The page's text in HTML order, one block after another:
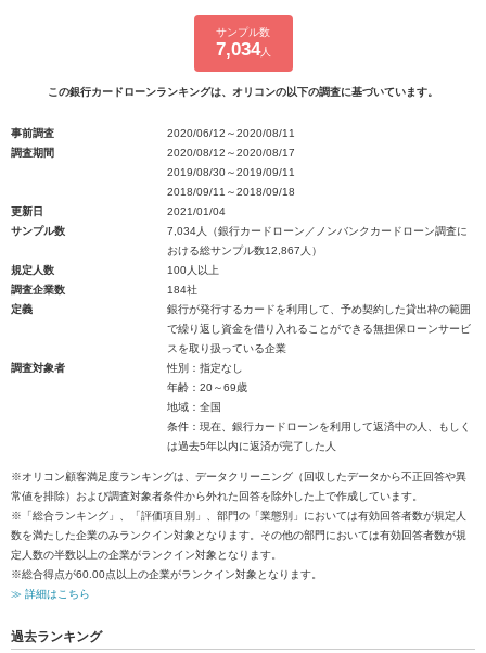
サンプル数
7,034人
この銀行カードローンランキングは、オリコンの以下の調査に基づいています。
事前調査
2020/06/12～2020/08/11
調査期間
2020/08/12～2020/08/17
2019/08/30～2019/09/11
2018/09/11～2018/09/18
更新日
2021/01/04
サンプル数
7,034人（銀行カードローン／ノンバンクカードローン調査に
おける総サンプル数12,867人）
規定人数
100人以上
調査企業数
184社
定義
銀行が発行するカードを利用して、予め契約した貸出枠の範囲
で繰り返し資金を借り入れることができる無担保ローンサービ
スを取り扱っている企業
調査対象者
性別：指定なし
年齢：20～69歳
地域：全国
条件：現在、銀行カードローンを利用して返済中の人、もしく
は過去5年以内に返済が完了した人
※オリコン顧客満足度ランキングは、データクリーニング（回収したデータから不正回答や異
常値を排除）および調査対象者条件から外れた回答を除外した上で作成しています。
※「総合ランキング」、「評価項目別」、部門の「業態別」においては有効回答者数が規定人
数を満たした企業のみランクイン対象となります。その他の部門においては有効回答者数が規
定人数の半数以上の企業がランクイン対象となります。
※総合得点が60.00点以上の企業がランクイン対象となります。
≫ 詳細はこちら
過去ランキング